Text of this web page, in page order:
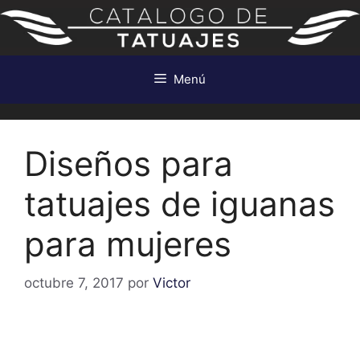
Saltar
contenido
Menú
Diseños para
tatuajes de iguanas
para mujeres
octubre 7, 2017 por Victor